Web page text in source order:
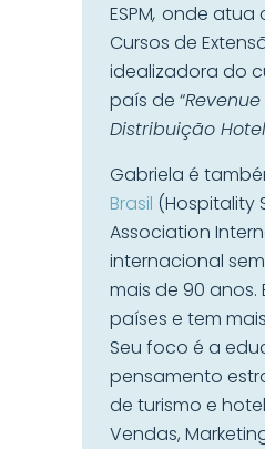
ESPM, onde atua
Cursos de
idealizadora do
país de “
Distribuição
Gabriela é
Brasil (Hospitality
Association
internacional
mais de 90 anos.
países e tem
Seu foco é a
pensamento
de turismo e
Vendas,